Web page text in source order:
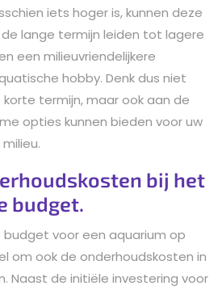
iets hoger is, kunnen deze
lange termijn leiden tot lagere
een milieuvriendelijkere
hobby. Denk dus niet
termijn, maar ook aan de
opties kunnen bieden voor uw
bij het
budget.
budget voor een aquarium op
om ook de onderhoudskosten in
Naast de initiële investering voor